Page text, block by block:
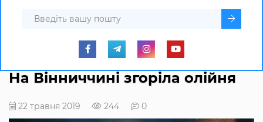
На Вінниччині згоріла олійня
22 травня 2019 244 0